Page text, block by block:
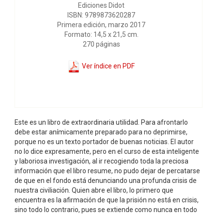
Ediciones Didot
ISBN: 9789873620287
Primera edición, marzo 2017
Formato: 14,5 x 21,5 cm.
270 páginas
Ver índice en PDF
Este es un libro de extraordinaria utilidad. Para afrontarlo
debe estar anímicamente preparado para no deprimirse,
porque no es un texto portador de buenas noticias. El autor
no lo dice expresamente, pero en el curso de esta inteligente
y laboriosa investigación, al ir recogiendo toda la preciosa
información que el libro resume, no pudo dejar de percatarse
de que en el fondo está denunciando una profunda crisis de
nuestra civiliación. Quien abre el libro, lo primero que
encuentra es la afirmación de que la prisión no está en crisis,
sino todo lo contrario, pues se extiende como nunca en todo